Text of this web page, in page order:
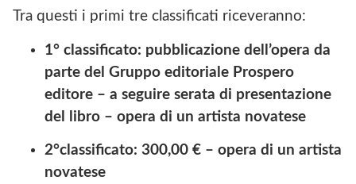
Tra questi i primi tre classificati riceveranno:
1° classificato: pubblicazione dell’opera da
parte del Gruppo editoriale Prospero
editore – a seguire serata di presentazione
del
libro – opera di un artista novatese
2°classificato: 300,00 € – opera di un artista
novatese